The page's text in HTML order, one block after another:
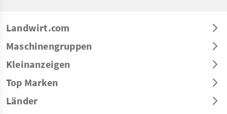
Landwirt.com
Maschinengruppen
Kleinanzeigen
Top Marken
Länder